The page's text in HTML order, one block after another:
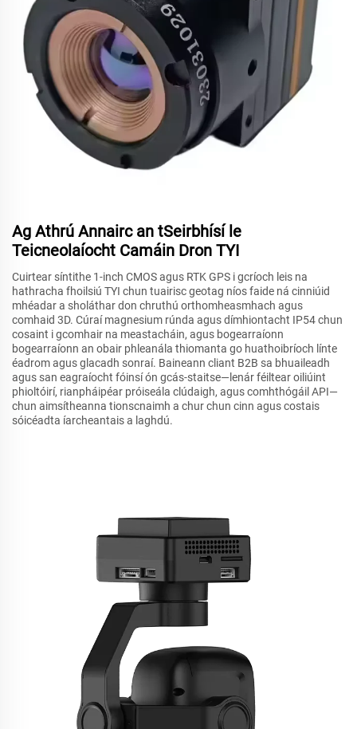
Ag Athrú Annairc an tSeirbhísí le
Teicneolaíocht Camáin Dron TYI
Cuirtear síntithe 1-inch CMOS agus RTK GPS i gcríoch leis na
hathracha fhoilsiú TYI chun tuairisc geotag níos faide ná cinniúid
mhéadar a sholáthar don chruthú orthomheasmhach agus
comhaid 3D. Cúraí magnesium rúnda agus dímhiontacht IP54 chun
cosaint i gcomhair na meastacháin, agus bogearraíonn
bogearraíonn an obair phleanála thiomanta go huathoibríoch línte
éadrom agus glacadh sonraí. Baineann cliant B2B sa bhuaileadh
agus san eagraíocht fóinsí ón gcás-staitse—lenár féiltear oiliúint
phioltóirí, rianpháipéar próiseála clúdaigh, agus comhthógáil API—
chun aimsítheanna tionscnaimh a chur chun cinn agus costais
sóicéadta íarcheantais a laghdú.